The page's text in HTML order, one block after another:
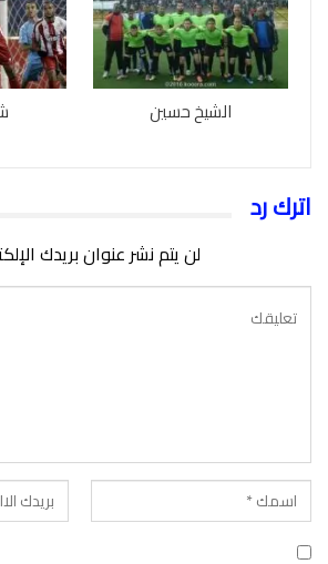
الشيخ حسين
اترك رد
لن يتم نشر عنوان بريدك